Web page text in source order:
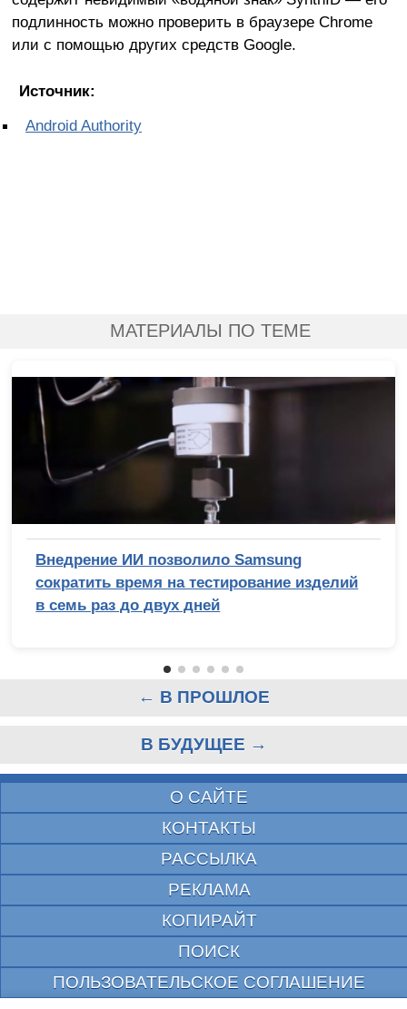
подлинность можно проверить в браузере Chrome
или с помощью других средств Google.
Источник:
Android Authority
МАТЕРИАЛЫ ПО ТЕМЕ
Внедрение ИИ позволило Samsung
сократить время на тестирование изделий
в семь раз до двух дней
← В ПРОШЛОЕ
В БУДУЩЕЕ →
О САЙТЕ
КОНТАКТЫ
РАССЫЛКА
РЕКЛАМА
КОПИРАЙТ
ПОИСК
ПОЛЬЗОВАТЕЛЬСКОЕ СОГЛАШЕНИЕ